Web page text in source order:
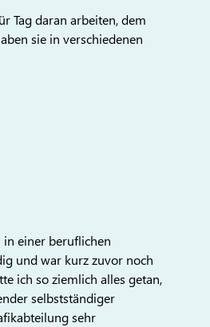
Tag daran arbeiten, dem
sie in verschiedenen
in einer beruflichen
und war kurz zuvor noch
ich so ziemlich alles getan,
selbstständiger
sehr